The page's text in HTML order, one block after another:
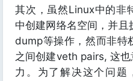
其次，虽然Linux中的非
中创建网络名空间，并
dump等操作，然而非特
之间创建veth pairs, 这
力。为了解决这个问题